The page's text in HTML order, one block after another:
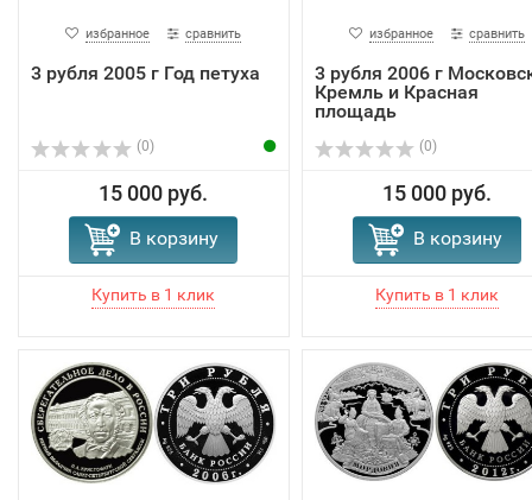
избранное сравнить
3 рубля 2005 г Год петуха
(0)
15 000 руб.
В корзину
избранное сравнить
3 рубля 2006 г
Кремль и Красная
площадь
(0)
15 000 руб.
В корзину